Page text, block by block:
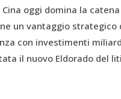
Cina oggi domina la
un vantaggio
con investimenti
il nuovo Eldorado del